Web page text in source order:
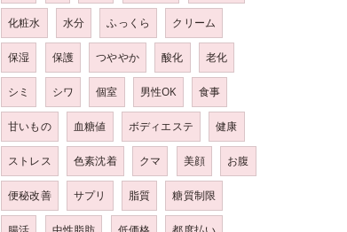
化粧水 水分 ふっくら クリーム
保湿 保護 つややか 酸化 老化
シミ シワ 個室 男性OK 食事
甘いもの 血糖値 ボディエステ 健康
ストレス 色素沈着 クマ 美顔 お腹
便秘改善 サプリ 脂質 糖質制限